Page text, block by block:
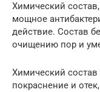
Химический
мощное
действие. Состав
очищению пор и
Химический состав
покраснение и